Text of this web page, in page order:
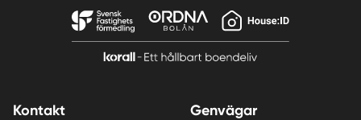
Kontakt Genvägar